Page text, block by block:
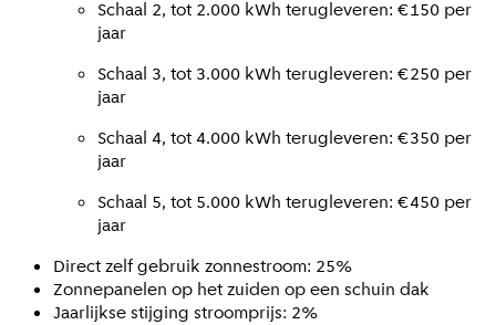
Schaal 2, tot 2.000 kWh terugleveren: €150 per
jaar
Schaal 3, tot 3.000 kWh terugleveren: €250 per
jaar
Schaal 4, tot 4.000 kWh terugleveren: €350 per
jaar
Schaal 5, tot 5.000 kWh terugleveren: €450 per
jaar
Direct zelf gebruik zonnestroom: 25%
Zonnepanelen op het zuiden op een schuin dak
Jaarlijkse stijging stroomprijs: 2%